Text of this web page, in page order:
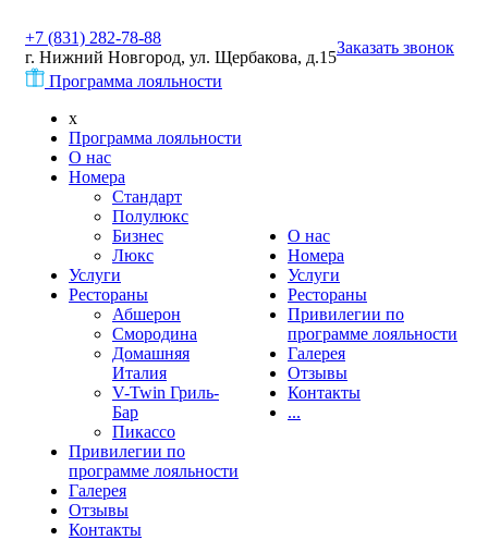
Программа лояльности
+7 (831) 282-78-88
г. Нижний Новгород, ул. Щербакова, д.15
Заказать звонок
x
Программа лояльности
О нас
Номера
Стандарт
Полулюкс
Бизнес
Люкс
Услуги
Рестораны
Абшерон
Смородина
Домашняя
Италия
V-Twin Гриль-
Бар
Пикассо
Привилегии по
программе лояльности
Галерея
Отзывы
Контакты
О нас
Номера
Услуги
Рестораны
Привилегии по
программе лояльности
Галерея
Отзывы
Контакты
...